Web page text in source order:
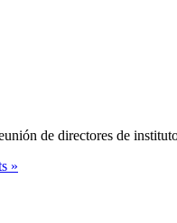
de directores de
»